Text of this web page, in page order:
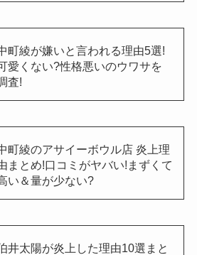
町綾が嫌いと言われる理由5選!
愛くない?性格悪いのウワサを
査!
町綾のアサイーボウル店 炎上理
まとめ!口コミがヤバい!まずくて
い＆量が少ない?
井太陽が炎上した理由10選まと